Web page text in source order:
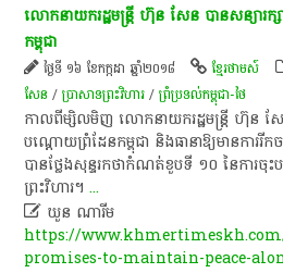
លោកនាយក​រដ្ឋមន្ត្រី​ ហ៊ុន​ សែន​ បាន​សន្យា​រក្
កម្ពុជា​
ថ្ងៃទី ១៦ ខែកក្កដា ឆ្នាំ២០១៨ ខ្មែរថាមស៍
សែន /ប្រាសាទព្រះវិហារ /ព្រំប្រទល់កម្ពុជា-ថៃ
កាលពី​ម្សិលមិញ​ លោកនាយក​រដ្ឋមន្ត្រី​ ហ៊ុន​ សែ
បណ្តោយ​ព្រំដែន​កម្ពុជា​ និង​ធានា​ឱ្យ​មានការ​
បាន​ថ្លែង​សុន្ទរកថា​កំណត់​ខួប​ទី​ ១០​ នៃ​ការ​ចុ
ព្រះវិហារ​។​...
 ឃួន ណារីម
https://
promises-to-maintain-peace-